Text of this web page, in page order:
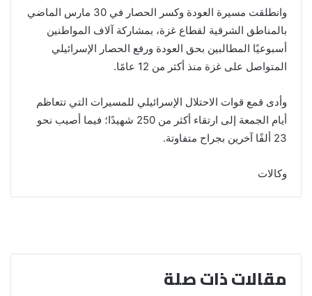
وانطلقت مسيرة العودة وكسر الحصار في 30 مارس الماضي
بالمناطق الشرقية لقطاع غزة، بمشاركة آلاف المواطنين
أسبوعيًا المطالبين بحق العودة ورفع الحصار الإسرائيلي
المتواصل على غزة منذ أكثر من 12 عامًا.
وأدى قمع قوات الاحتلال الإسرائيلي للمسيرات التي تتعاظم
أيام الجمعة إلى ارتقاء أكثر من 250 شهيدًا؛ فيما أصيب نحو
23 ألفًا آخرين بجراح متفاوتة.
وكالات
مقالات ذات صلة